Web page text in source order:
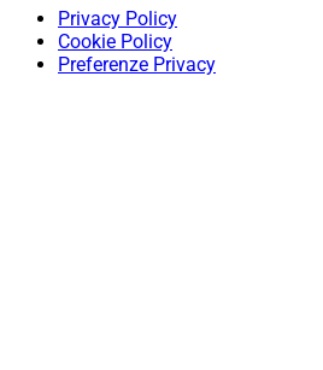
Privacy Policy
Cookie Policy
Preferenze Privacy